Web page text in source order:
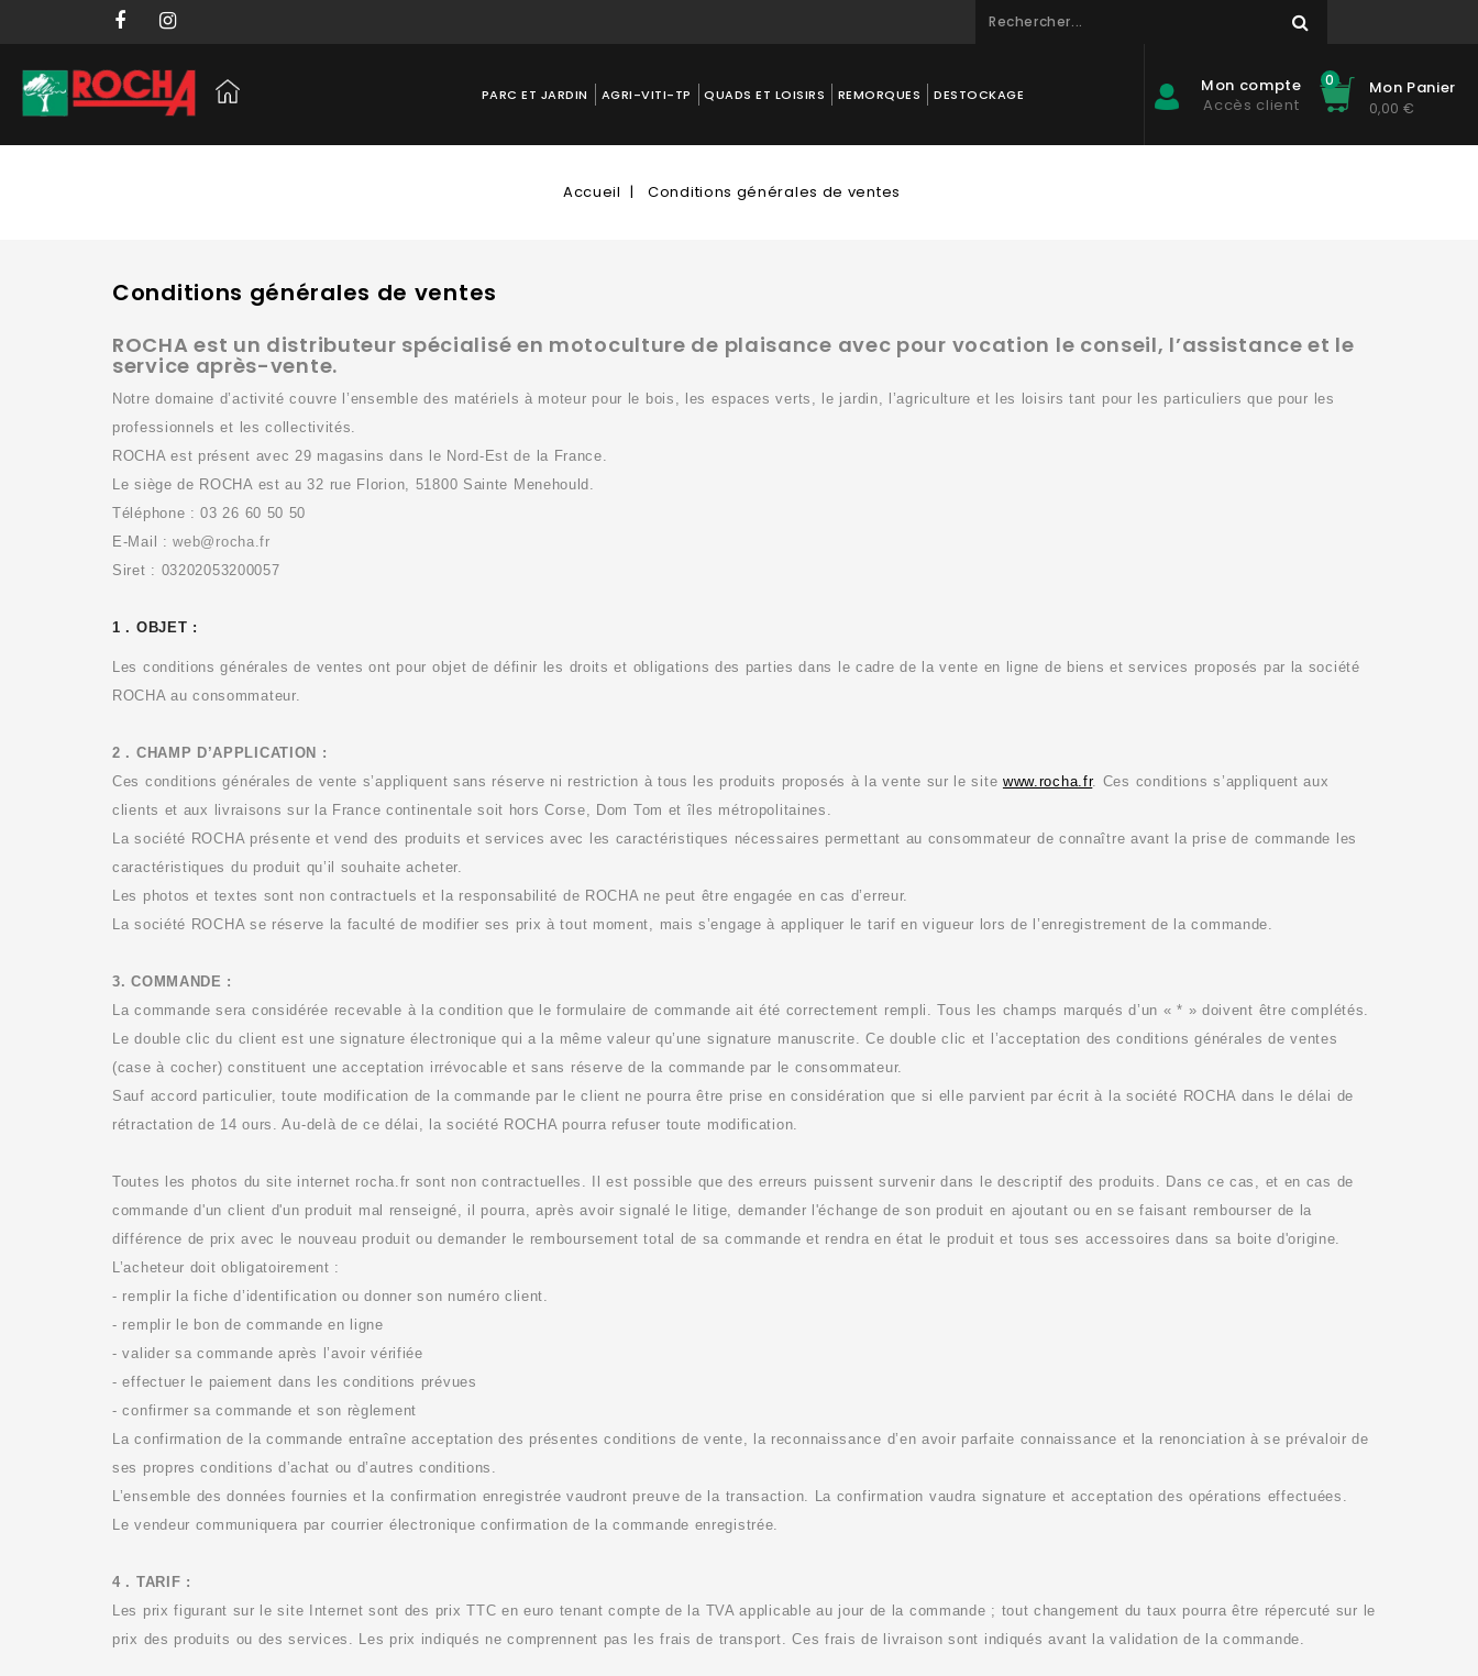
Mon compte
Accès client
Mon Panier
0
0,00 €
PARC ET JARDIN AGRI-VITI-TP QUADS ET LOISIRS REMORQUES DESTOCKAGE
Accueil Conditions générales de ventes
Conditions générales de ventes
ROCHA est un distributeur spécialisé en motoculture de plaisance avec pour vocation le conseil, l’assistance et le
service après-vente.
Notre domaine d’activité couvre l’ensemble des matériels à moteur pour le bois, les espaces verts, le jardin, l’agriculture et les loisirs tant pour les particuliers que pour les
professionnels et les collectivités.
ROCHA est présent avec 29 magasins dans le Nord-Est de la France.
Le siège de ROCHA est au 32 rue Florion, 51800 Sainte Menehould.
Téléphone : 03 26 60 50 50
E-Mail :web@rocha.fr
Siret : 03202053200057
1 . OBJET :
Les conditions générales de ventes ont pour objet de définir les droits et obligations des parties dans le cadre de la vente en ligne de biens et services proposés par la société
ROCHA au consommateur.
2 . CHAMP D’APPLICATION :
Ces conditions générales de vente s’appliquent sans réserve ni restriction à tous les produits proposés à la vente sur le site www.rocha.fr. Ces conditions s’appliquent aux
clients et aux livraisons sur la France continentale soit hors Corse, Dom Tom et îles métropolitaines.
La société ROCHAprésente et vend des produits et services avec les caractéristiques nécessaires permettant au consommateur de connaître avant la prise de commande les
caractéristiques du produit qu’il souhaite acheter.
Les photos et textes sont non contractuels et la responsabilité de ROCHAne peut être engagée en cas d’erreur.
La société ROCHAse réserve la faculté de modifier ses prix à tout moment, mais s’engage à appliquer le tarif en vigueur lors de l’enregistrement de la commande.
3. COMMANDE :
La commande sera considérée recevable à la condition que le formulaire de commande ait été correctement rempli. Tous les champs marqués d’un « * » doivent être complétés.
Le double clic du client est une signature électronique qui a la même valeur qu’une signature manuscrite. Ce double clic et l’acceptation des conditions générales de ventes
(case à cocher) constituent une acceptation irrévocable et sans réserve de la commande par le consommateur.
Sauf accord particulier, toute modification de la commande par le client ne pourra être prise en considération que si elle parvient par écrit à la société ROCHA dans le délai de
rétractation de 14 ours. Au-delà de ce délai, la société ROCHApourra refuser toute modification.
Toutes les photos du site internet rocha.fr sont non contractuelles. Il est possible que des erreurs puissent survenir dans le descriptif des produits. Dans ce cas, et en cas de
commande d'un client d'un produit mal renseigné, il pourra,après avoir signalé le litige, demander l'échange de son produit en ajoutant ou en se faisant rembourser de la
différence de prix avec le nouveau produit ou demander le remboursement total de sa commande et rendra en état le produit et tous ses accessoires dans sa boite d'origine.
L’acheteur doit obligatoirement :
- remplir la fiche d’identification ou donner son numéro client.
- remplir le bon de commande en ligne
- valider sa commande après l’avoir vérifiée
- effectuer le paiement dans les conditions prévues
- confirmer sa commande et son règlement
La confirmation de la commande entraîne acceptation des présentes conditions de vente, la reconnaissance d’en avoir parfaite connaissance et la renonciation à se prévaloir de
ses propres conditions d’achat ou d’autres conditions.
L’ensemble des données fournies et la confirmation enregistrée vaudront preuve de la transaction. La confirmation vaudra signature et acceptation des opérations effectuées.
Le vendeur communiquera par courrier électronique confirmation de la commande enregistrée.
4 . TARIF :
Les prix figurant sur le site Internet sont des prix TTC en euro tenant compte de la TVA applicable au jour de la commande ; tout changement du taux pourra être répercuté sur le
prix des produits ou des services. Les prix indiqués ne comprennent pas les frais de transport. Ces frais de livraison sont indiqués avant la validation de la commande.